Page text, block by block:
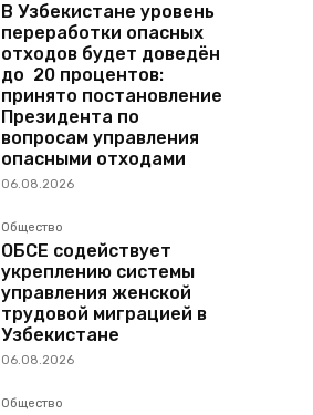
В Узбекистане уровень
переработки опасных
отходов будет доведён
до 20 процентов:
принято постановление
Президента по
вопросам управления
опасными отходами
06.08.2026
Общество
ОБСЕ содействует
укреплению системы
управления женской
трудовой миграцией в
Узбекистане
06.08.2026
Общество